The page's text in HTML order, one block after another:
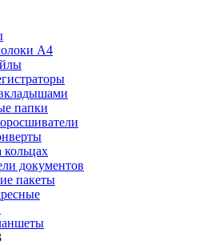
А4
папки
документов
пакеты